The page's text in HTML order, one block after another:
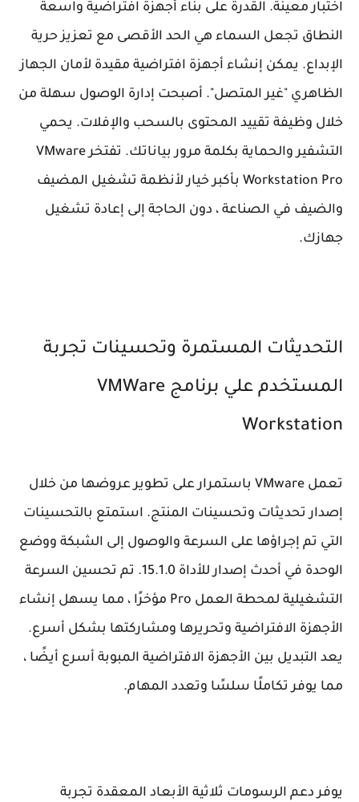
اختبار معينة. القدرة على بناء أجهزة افتراضية واسعة
النطاق تجعل السماء هي الحد الأقصى مع تعزيز حرية
الإبداع. يمكن إنشاء أجهزة افتراضية مقيدة لأمان الجهاز
الظاهري "غير المتصل". أصبحت إدارة الوصول سهلة من
خلال وظيفة تقييد المحتوى بالسحب والإفلات. يحمي
التشفير والحماية بكلمة مرور بياناتك. تفتخر VMware
Workstation Pro بأكبر خيار لأنظمة تشغيل المضيف
والضيف في الصناعة ، دون الحاجة إلى إعادة تشغيل
جهازك.
التحديثات المستمرة وتحسينات تجربة
المستخدم علي برنامج VMWare
Workstation
تعمل VMware باستمرار على تطوير عروضها من خلال
إصدار تحديثات وتحسينات المنتج. استمتع بالتحسينات
التي تم إجراؤها على السرعة والوصول إلى الشبكة ووضع
الوحدة في أحدث إصدار للأداة 15.1.0. تم تحسين السرعة
التشغيلية لمحطة العمل Pro مؤخرًا ، مما يسهل إنشاء
الأجهزة الافتراضية وتحريرها ومشاركتها بشكل أسرع.
يعد التبديل بين الأجهزة الافتراضية المبوبة أسرع أيضًا ،
مما يوفر تكاملًا سلسًا وتعدد المهام.
يوفر دعم الرسومات ثلاثية الأبعاد المعقدة تجربة